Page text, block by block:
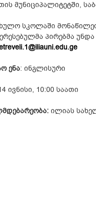
მუნიციპალიტეტში,
სკოლაში
პირებმა
ენა: ინგლისური
ივნისი, 10:00 საათი
ილიას